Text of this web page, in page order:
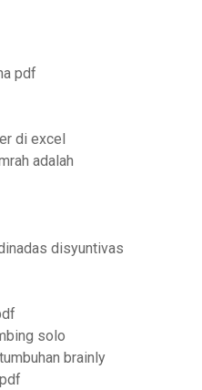
pdf
di excel
adalah
disyuntivas
solo
brainly